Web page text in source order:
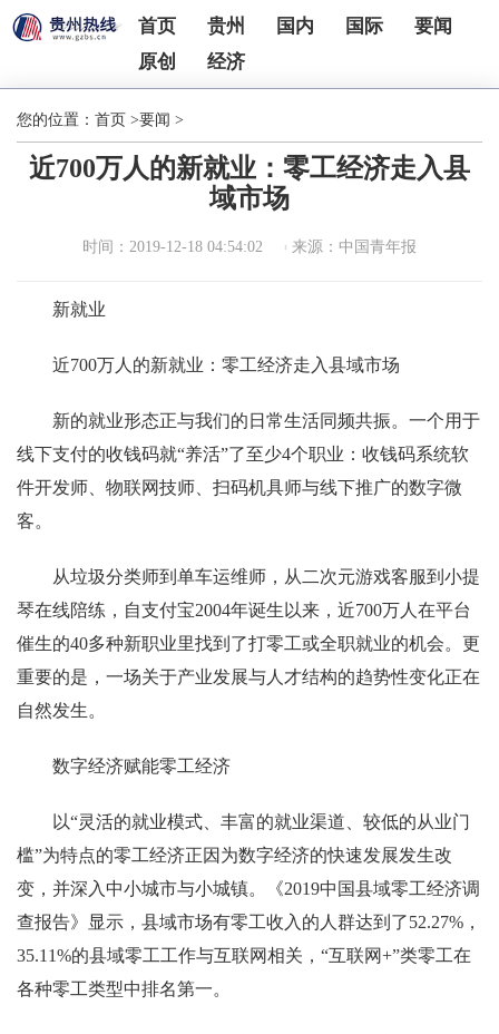
首页 贵州 国内 国际
要闻
原创
经济
您的位置： 首页 >要闻 >
近700万人的新就业：零工经济走入县
域市场
时间：2019-12-18 04:54:02 来源：中国青年报
新就业
近700万人的新就业：零工经济走入县域市场
新的就业形态正与我们的日常生活同频共振。一个用于
线下支付的收钱码就“养活”了至少4个职业：收钱码系统软
件开发师、物联网技师、扫码机具师与线下推广的数字微
客。
从垃圾分类师到单车运维师，从二次元游戏客服到小提
琴在线陪练，自支付宝2004年诞生以来，近700万人在平台
催生的40多种新职业里找到了打零工或全职就业的机会。更
重要的是，一场关于产业发展与人才结构的趋势性变化正在
自然发生。
数字经济赋能零工经济
以“灵活的就业模式、丰富的就业渠道、较低的从业门
槛”为特点的零工经济正因为数字经济的快速发展发生改
变，并深入中小城市与小城镇。《2019中国县域零工经济调
查报告》显示，县域市场有零工收入的人群达到了52.27%，
35.11%的县域零工工作与互联网相关，“互联网+”类零工在
各种零工类型中排名第一。